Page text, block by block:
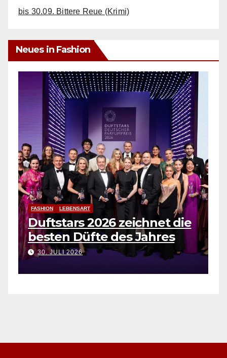
bis 30.09. Bittere Reue (Krimi)
Neues in Fashion
Memories
FASHION
CRIVIT
hochwertige
Kollektion
3. AUGUST 2026